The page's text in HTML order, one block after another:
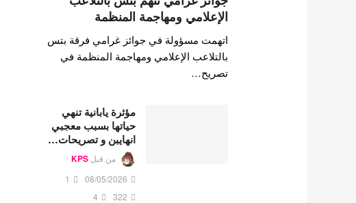
الإعلامي ومهاجمة المنظمة
اتهمت مسؤولة في جوائز غرامي فرقة بتس
بالتلاعب الإعلامي ومهاجمة المنظمة في
تصريح…
مؤثرة يابانية تنهي
حياتها بسبب معجبي
انهايبن و تصريحات…
من قبل KPS
08/05/2026
1
322
4